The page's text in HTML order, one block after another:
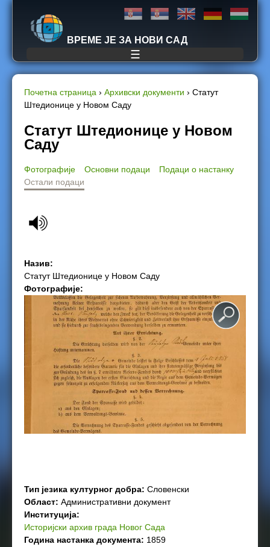
Jump to navigation
ВРЕМЕ ЈЕ ЗА НОВИ САД
☰
Y
o
a
h
e
Почетна страница › Архивски документи › Статут
Штедионице у Новом Саду
Статут Штедионице у Новом
Саду
Фотографије Основни подаци
Подаци о настанку
Остали подаци
Назив:
Статут Штедионице у Новом Саду
Фотографије:
Тип језика културног добра: Словенски
Област: Административни документ
Институција:
Историјски архив града Новог Сада
Година настанка документа: 1859